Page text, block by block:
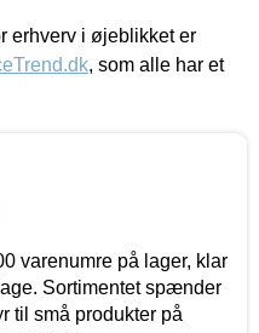
erhverv i øjeblikket er
, som alle har et
varenumre på lager, klar
Sortimentet spænder
til små produkter på